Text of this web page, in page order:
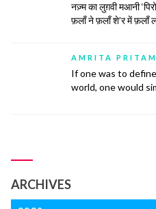
नज़्म का लुग़वी मआनी
फ़लाँ ने फ़लाँ शे’र में फ़लाँ
continue reading
AMRITA PRITAM
If one was to
world, one would
ARCHIVES